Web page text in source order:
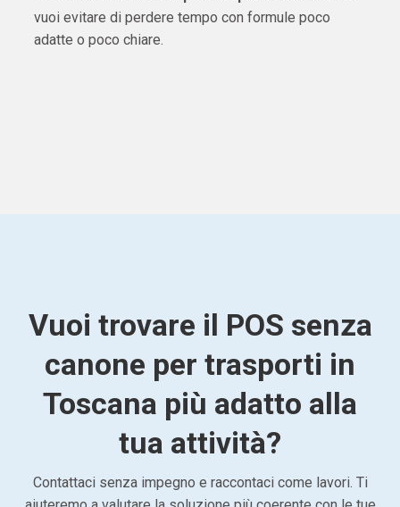
vuoi evitare di perdere tempo con formule poco
adatte o poco chiare.
Vuoi trovare il POS senza
canone per trasporti in
Toscana più adatto alla
tua attività?
Contattaci senza impegno e raccontaci come lavori. Ti